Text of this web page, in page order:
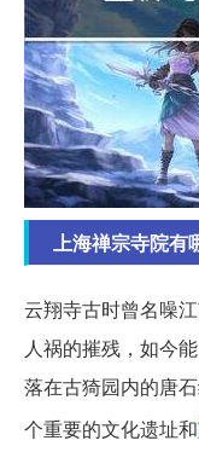
上海禅宗寺院有
云翔寺古时曾名噪
人祸的摧残，如今
落在古猗园内的唐
个重要的文化遗址和